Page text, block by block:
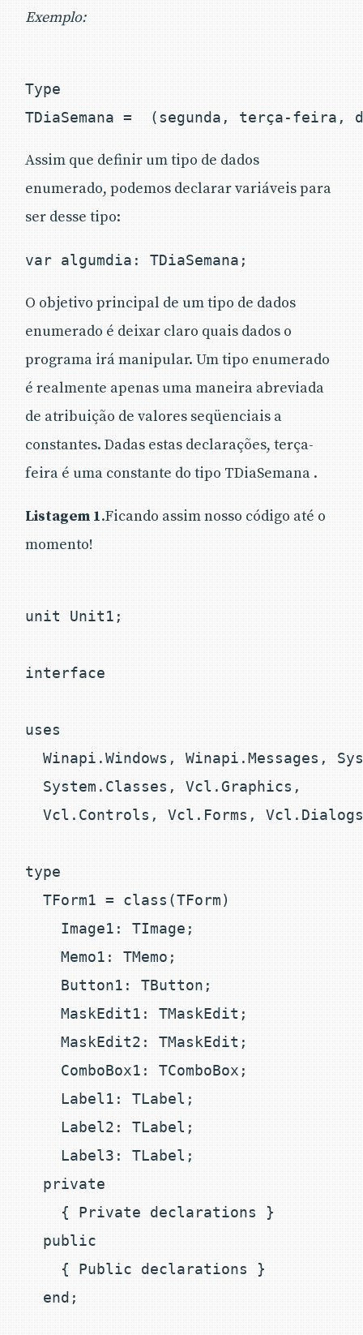
Exemplo:
Type
Assim que definir um tipo de dados
enumerado, podemos declarar variáveis ​​para
ser desse tipo:
var algumdia: TDiaSemana;
O objetivo principal de um tipo de dados
enumerado é deixar claro quais dados o
programa irá manipular. Um tipo enumerado
é realmente apenas uma maneira abreviada
de atribuição de valores seqüenciais a
constantes. Dadas estas declarações, terça-
feira é uma constante do tipo TDiaSemana .
Listagem 1.Ficando assim nosso código até o
momento!
unit Unit1;
interface
uses
Winapi.Windows, Winapi.Messages,
  System.Classes, Vcl.Graphics,
Vcl.Controls, Vcl.Forms,
type
  TForm1 = class(TForm)
    Image1: TImage;
    Memo1: TMemo;
    Button1: TButton;
    MaskEdit1: TMaskEdit;
    MaskEdit2: TMaskEdit;
    ComboBox1: TComboBox;
    Label1: TLabel;
    Label2: TLabel;
    Label3: TLabel;
  private
    { Private declarations }
  public
    { Public declarations }
  end;